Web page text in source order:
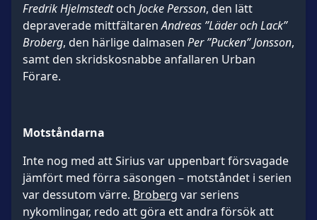
Fredrik Hjelmstedtoch Jocke Persson, den lätt
depraverade mittfältarenAndreas ”Läder och Lack”
Broberg, den härlige dalmasen Per ”Pucken” Jonsson,
samt den skridskosnabbe anfallaren Urban
Förare.
Motståndarna
Inte nog med att Sirius var uppenbart försvagade
jämfört med förra säsongen – motståndet i serien
var dessutom värre. Broberg var seriens
nykomlingar, redo att göra ett andra försök att